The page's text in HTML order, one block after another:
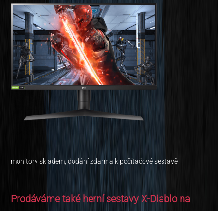
monitory skladem, dodání zdarma k počítačové sestavě
Prodáváme také herní sestavy X-Diablo na